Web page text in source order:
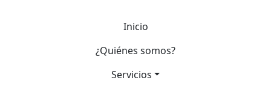
Inicio
¿Quiénes somos?
Servicios